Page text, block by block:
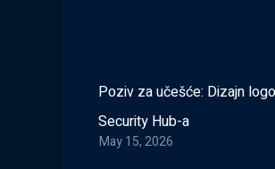
Poziv za učešće: Dizajn
Security Hub-a
May 15, 2026